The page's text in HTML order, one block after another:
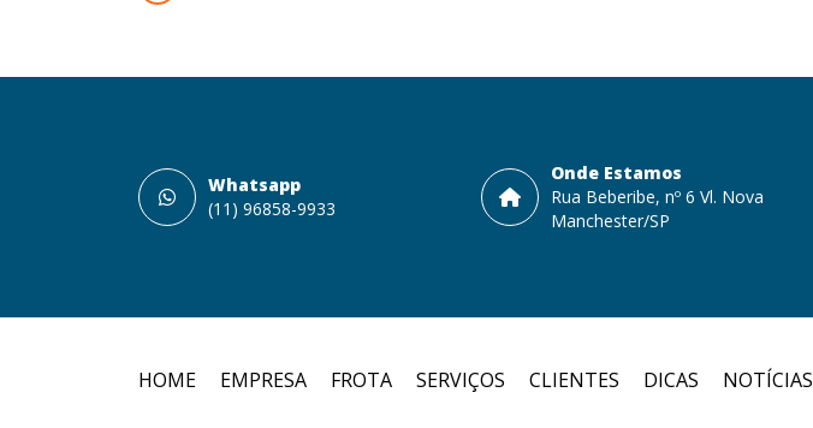
Whatsapp
(11) 96858-9933
Onde Estamos
Rua Beberibe, nº 6 Vl. Nova
Manchester/SP
HOME EMPRESA FROTA SERVIÇOS CLIENTES DICAS NOTÍCIAS